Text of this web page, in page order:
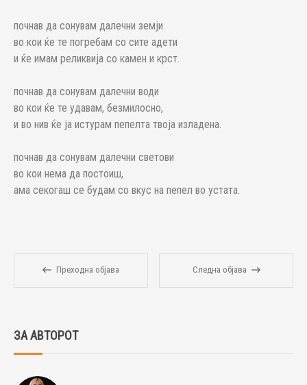
почнав да сонувам далечни земји
во кои ќе те погребам со сите адети
и ќе имам реликвија со камен и крст.
почнав да сонувам далечни води
во кои ќе те удавам, безмилосно,
и во нив ќе ја истурам пепелта твоја изладена.
почнав да сонувам далечни светови
во кои нема да постоиш,
ама секогаш се будам со вкус на пепел во устата.
Преходна објава Следна објава
ЗА АВТОРОТ